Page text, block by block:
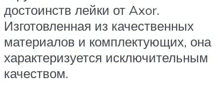
достоинств лейки от Axor.
Изготовленная из качественных
материалов и комплектующих, она
характеризуется исключительным
качеством.